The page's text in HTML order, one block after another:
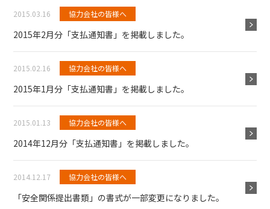
2015.03.16 協力会社の皆様へ
2015年2月分「支払通知書」を掲載しました。
2015.02.16 協力会社の皆様へ
2015年1月分「支払通知書」を掲載しました。
2015.01.13 協力会社の皆様へ
2014年12月分「支払通知書」を掲載しました。
2014.12.17 協力会社の皆様へ
「安全関係提出書類」の書式が一部変更になりました。